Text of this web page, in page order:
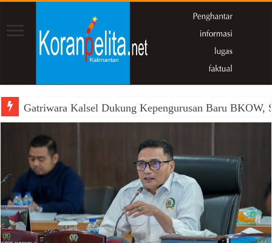
Gatriwara Kalsel Dukung Kepengurusan Baru BKOW,